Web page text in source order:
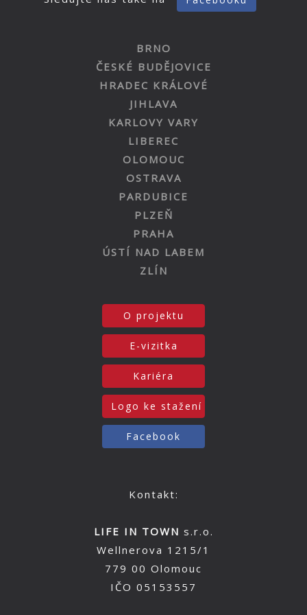
BRNO
ČESKÉ BUDĚJOVICE
HRADEC KRÁLOVÉ
JIHLAVA
KARLOVY VARY
LIBEREC
OLOMOUC
OSTRAVA
PARDUBICE
PLZEŇ
PRAHA
ÚSTÍ NAD LABEM
ZLÍN
O projektu
E-vizitka
Kariéra
Logo ke stažení
Facebook
Kontakt:
LIFE IN TOWN s.r.o.
Wellnerova 1215/1
779 00 Olomouc
IČO 05153557